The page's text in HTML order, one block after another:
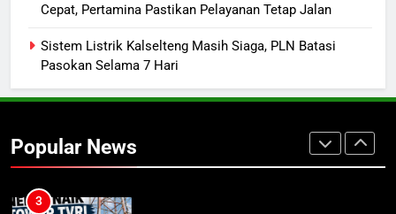
Cepat, Pertamina Pastikan Pelayanan Tetap Jalan
Sistem Listrik Kalselteng Masih Siaga, PLN Batasi
Pasokan Selama 7 Hari
Popular News
Agenda ke Calon Rektor Prof.
100 Hari Pertama
REGION
Turnamen Gubernur Cup Road to
Pangdam XXII/TB Cup 2026 Jadi
Wadah Kembangkan Talenta Muda
3